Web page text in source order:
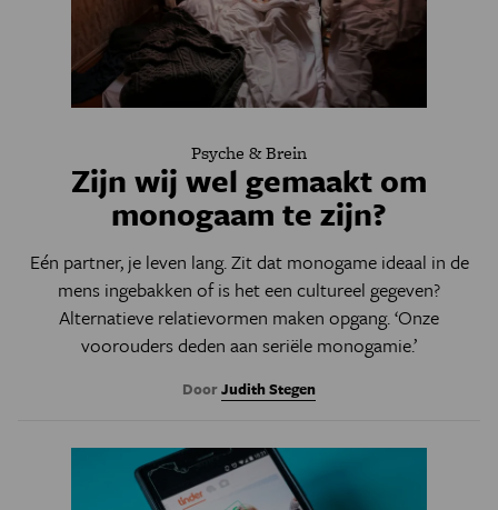
Psyche & Brein
Zijn wij wel gemaakt om
monogaam te zijn?
Eén partner, je leven lang. Zit dat monogame ideaal in de
mens ingebakken of is het een cultureel gegeven?
Alternatieve relatievormen maken opgang. ‘Onze
voorouders deden aan seriële monogamie.’
DoorJudith Stegen